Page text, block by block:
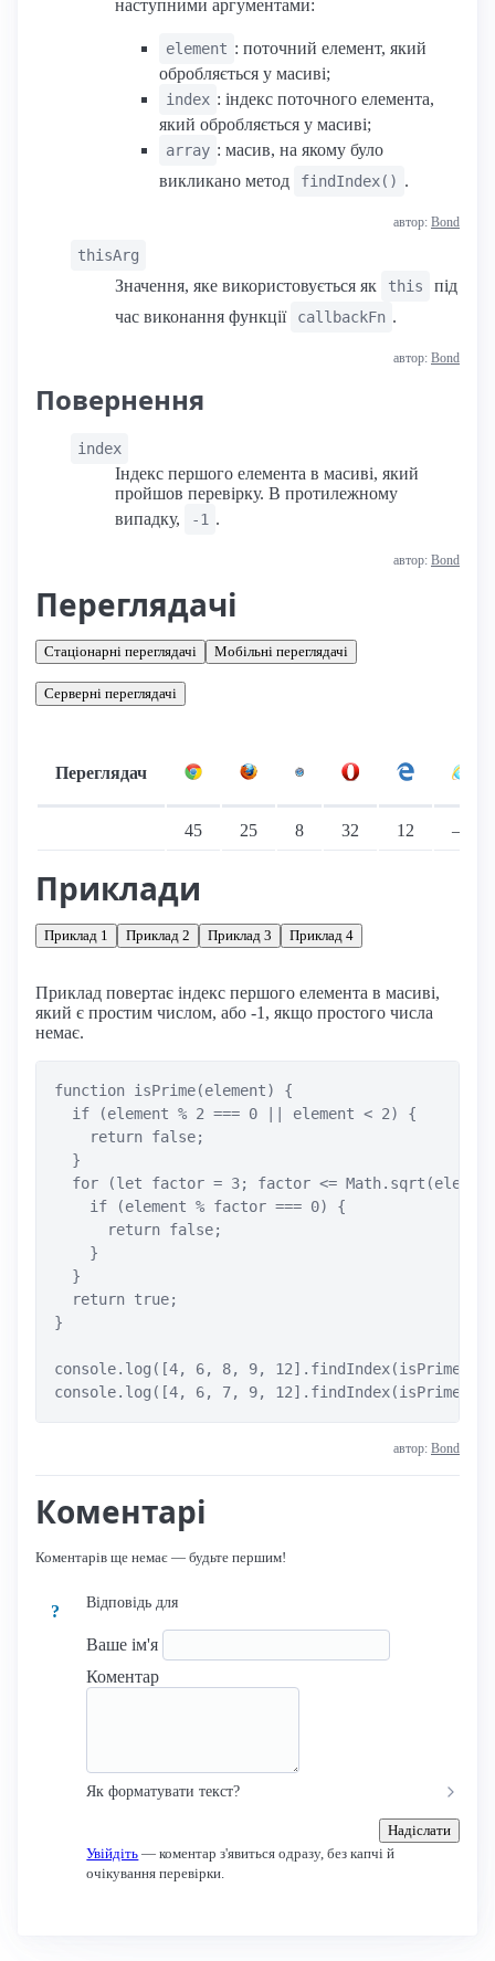
наступними аргументами:
element : поточний елемент, який
обробляється у масиві;
index : індекс поточного елемента,
який обробляється у масиві;
array : масив, на якому було
викликано метод
findIndex() .
автор: Bond
thisArg
Значення, яке використовується як this
під
час виконання функції
callbackFn .
автор: Bond
Повернення
index
Індекс першого елемента в масиві, який
пройшов перевірку. В протилежному
випадку,
-1 .
автор: Bond
Переглядачі
Стаціонарні переглядачі Мобільні переглядачі
Серверні переглядачі
Переглядач
45 25 8 32 12 —
Приклади
Приклад 1 Приклад 2 Приклад 3 Приклад 4
Приклад повертає індекс першого елемента в масиві,
який є простим числом, або -1, якщо простого числа
немає.
function isPrime(element) {
  if (element % 2 === 0 || element < 2) {
    return false;
  }
for (let factor = 3; factor <=
    if (element % factor === 0) {
      return false;
    }
  }
  return true;
}
console.log([4, 6, 8, 9, 12].findIndex(isPrime));
автор: Bond
Коментарі
Коментарів ще немає — будьте першим!
?
Відповідь для
Ваше ім'я
Коментар
Як форматувати текст?
Надіслати
Увійдіть — коментар з'явиться одразу, без капчі й
очікування перевірки.